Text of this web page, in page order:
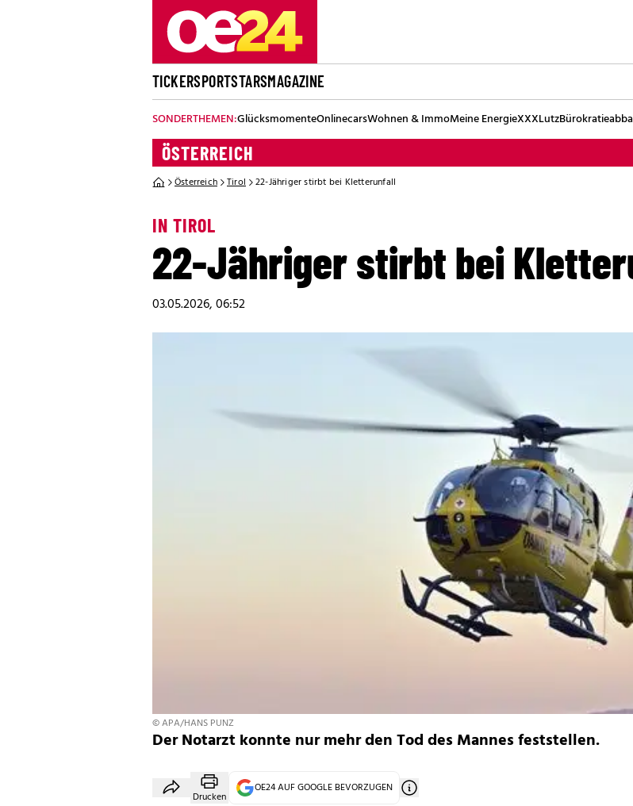
TICKERSPORTSTARSMAGAZINE
SONDERTHEMEN:GlücksmomenteOnlinecarsWohnen & ImmoMeine EnergieXXXLutz
ÖSTERREICH
Österreich Tirol 22-Jähriger stirbt bei Kletterunfall
IN TIROL
22-Jähriger stirbt bei
03.05.2026, 06:52
© APA/HANS PUNZ
Der Notarzt konnte nur mehr den Tod des Mannes feststellen.
Drucken
OE24 AUF GOOGLE BEVORZUGEN